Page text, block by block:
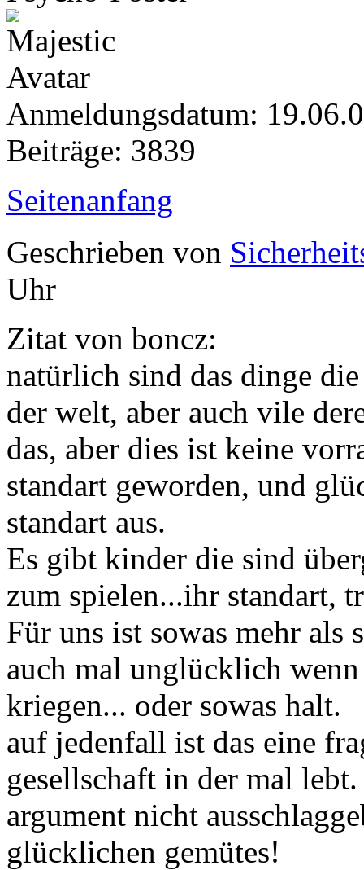
Anmeldungsdatum:
Beiträge: 3839
Seitenanfang
Geschrieben von
Uhr
Zitat von boncz:
natürlich sind das dinge
der welt, aber auch vile
das, aber dies ist keine
standart geworden, und
standart aus.
Es gibt kinder die sind
zum spielen...ihr standart,
Für uns ist sowas mehr als
auch mal unglücklich
kriegen... oder sowas halt.
auf jedenfall ist das eine
gesellschaft in der mal
argument nicht
glücklichen gemütes!